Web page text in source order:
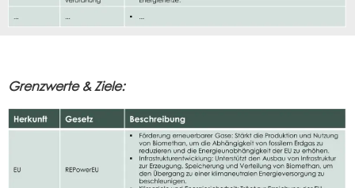
Grenzwerte & Ziele: